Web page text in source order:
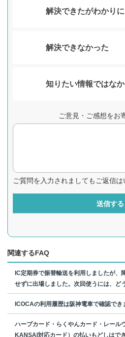
解決できたがわかり
解決できなかった
知りたい情報ではな
ご意見・ご感想をお
ご質問を入力されましてもご返信
送信する
関連するFAQ
IC定期券で振替輸送を利用しましたが、
せずに出場しました。次回使うには、ど
ICOCAの利用履歴は阪神電車で確認でき
ハープカード・らくやんカード・レール
KANSAI対応カード）の払いもどしはで